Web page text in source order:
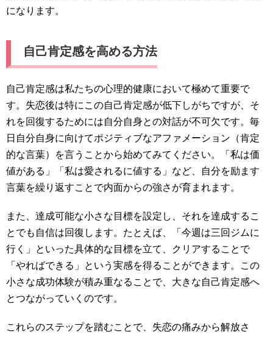
になります。
自己肯定感を高める方法
自己肯定感は私たちの心理的健康において極めて重要で
す。失恋後は特にこの自己肯定感が低下しがちですが、そ
れを回復するためには自分自身との対話が不可欠です。毎
日自分自身に向けてポジティブなアファメーション（肯定
的な言葉）を言うことから始めてみてください。「私は価
値がある」「私は愛されるに値する」など、自分を励ます
言葉を繰り返すことで内面からの強さが育まれます。
また、達成可能な小さな目標を設定し、それを達成するこ
とでも自信は回復します。たとえば、「今週は三回ジムに
行く」といった具体的な目標を立て、クリアすることで
「やればできる」という実感を得ることができます。この
小さな成功体験が積み重なることで、大きな自己肯定感へ
とつながっていくのです。
これらのステップを踏むことで、失恋の痛みから解放さ